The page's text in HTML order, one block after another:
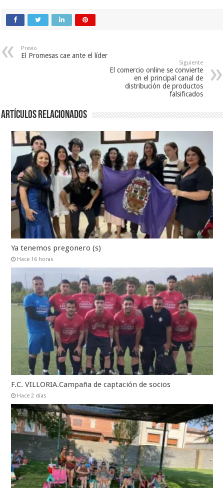
Previo
El Promesas cae ante el líder
Siguiente
El comercio online se convierte
en el principal canal de
distribución de productos
falsificados
Artículos relacionados
Ya tenemos pregonero (s)
Hace 16 horas
F.C. VILLORIA.Campaña de captación de socios
Hace 2 días